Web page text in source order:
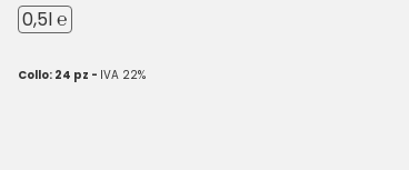
0,5l ℮
Collo: 24 pz - IVA 22%